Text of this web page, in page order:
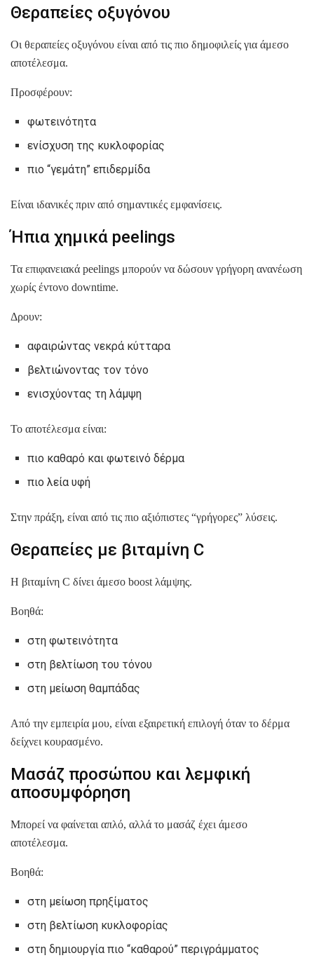
Θεραπείες οξυγόνου
Οι θεραπείες οξυγόνου είναι από τις πιο δημοφιλείς για άμεσο
αποτέλεσμα.
Προσφέρουν:
φωτεινότητα
ενίσχυση της κυκλοφορίας
πιο “γεμάτη” επιδερμίδα
Είναι ιδανικές πριν από σημαντικές εμφανίσεις.
Ήπια χημικά peelings
Τα επιφανειακά peelings μπορούν να δώσουν γρήγορη ανανέωση
χωρίς έντονο downtime.
Δρουν:
αφαιρώντας νεκρά κύτταρα
βελτιώνοντας τον τόνο
ενισχύοντας τη λάμψη
Το αποτέλεσμα είναι:
πιο καθαρό και φωτεινό δέρμα
πιο λεία υφή
Στην πράξη, είναι από τις πιο αξιόπιστες “γρήγορες” λύσεις.
Θεραπείες με βιταμίνη C
Η βιταμίνη C δίνει άμεσο boost λάμψης.
Βοηθά:
στη φωτεινότητα
στη βελτίωση του τόνου
στη μείωση θαμπάδας
Από την εμπειρία μου, είναι εξαιρετική επιλογή όταν το δέρμα
δείχνει κουρασμένο.
Μασάζ προσώπου και λεμφική
αποσυμφόρηση
Μπορεί να φαίνεται απλό, αλλά το μασάζ έχει άμεσο
αποτέλεσμα.
Βοηθά:
στη μείωση πρηξίματος
στη βελτίωση κυκλοφορίας
στη δημιουργία πιο “καθαρού” περιγράμματος